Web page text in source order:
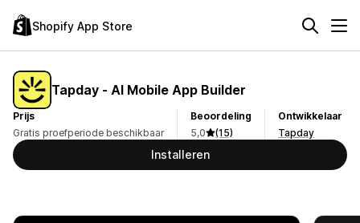
Shopify App Store
Tapday ‑ AI Mobile App Builder
Prijs
Gratis proefperiode beschikbaar
Beoordeling
5,0
(15)
Ontwikkelaar
Tapday
Installeren